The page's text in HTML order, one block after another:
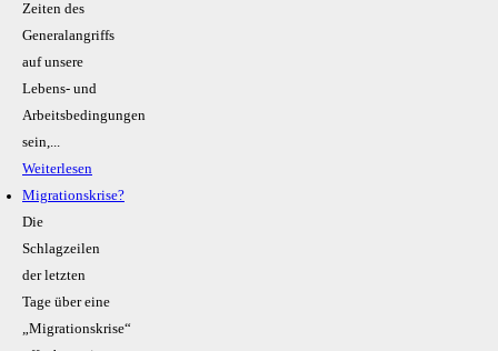
Zeiten des
Generalangriffs
auf unsere
Lebens- und
Arbeitsbedingungen
sein,...
Weiterlesen
Migrationskrise?
Die
Schlagzeilen
der letzten
Tage über eine
„Migrationskrise“